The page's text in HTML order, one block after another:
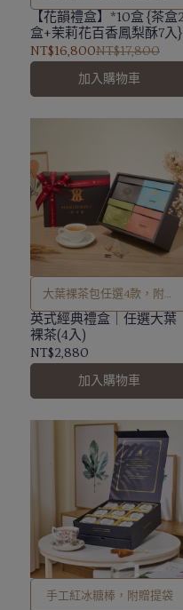
梨酥 [附提袋]
【花韻禮盒】*10盒 {茶盒2
盒+茉莉花百香鳳梨酥7入}
NT$16,800NT$17,800
加入購物車
大葉裸茶包任選4款，附提
袋
英式經典禮盒｜任選大葉
裸茶(4入)
NT$2,880
加入購物車
手工紅冰糖棒，附贈提袋